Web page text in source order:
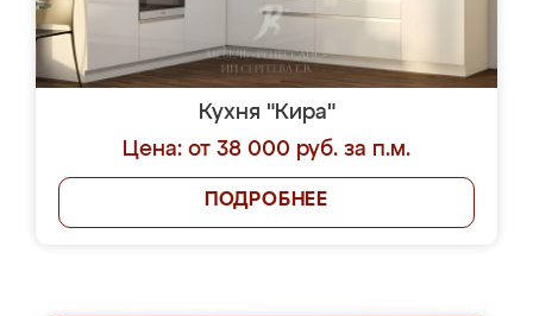
Кухня "Кира"
Цена: от 38 000 руб. за п.м.
ПОДРОБНЕЕ